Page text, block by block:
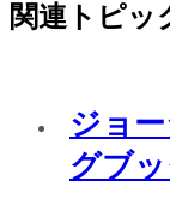
関連トピッ
ジョ
グブッ